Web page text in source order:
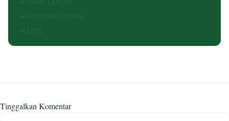
Tinggalkan Komentar